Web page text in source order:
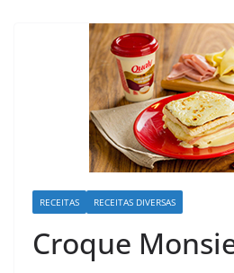
RECEITAS RECEITAS DIVERSAS
Croque